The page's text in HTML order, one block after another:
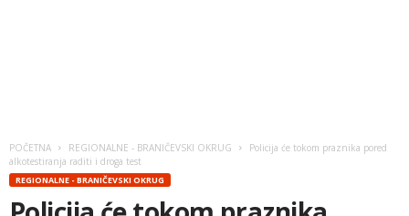
POČETNA REGIONALNE - BRANIČEVSKI OKRUG
Policija će tokom praznika pored
alkotestiranja raditi i droga test
REGIONALNE - BRANIČEVSKI OKRUG